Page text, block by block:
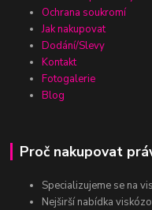
Ochrana soukromí
Jak nakupovat
Dodání/Slevy
Kontakt
Fotogalerie
Blog
Proč nakupovat
Specializujeme se na
Nejširší nabídka